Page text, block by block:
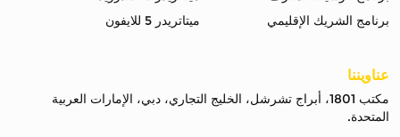
برنامج الشريك الإقليمي
ميتاتريدر 5 للايفون
عناويننا
مكتب 1801، أبراج تشرشل، الخليج التجاري، دبي، الإمارات العربية
المتحدة.